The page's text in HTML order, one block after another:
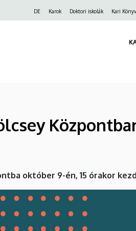
Felső
DE Karok Doktori iskolák Kari
október 9-én, 15 órakor